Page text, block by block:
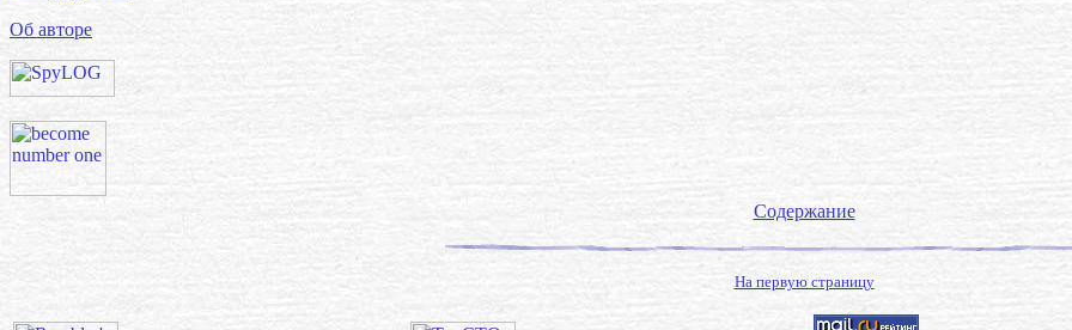
Об авторе
Содержание
На первую страницу